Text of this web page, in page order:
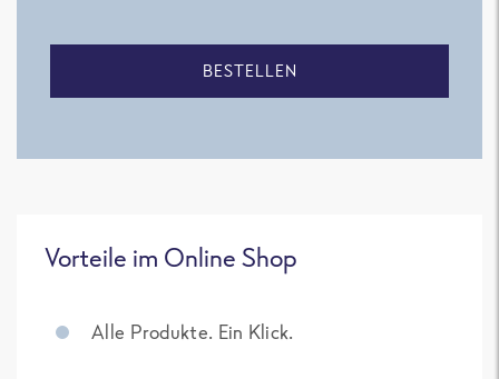
BESTELLEN
Vorteile im Online Shop
Alle Produkte. Ein Klick.